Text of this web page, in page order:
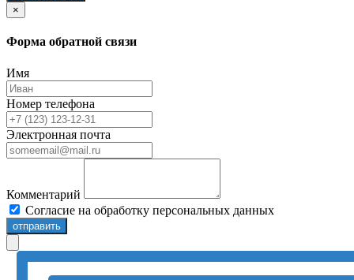
×
Форма обратной связи
Имя
Номер телефона
Электронная почта
Комментарий
Согласие на обработку персональных данных
отправить